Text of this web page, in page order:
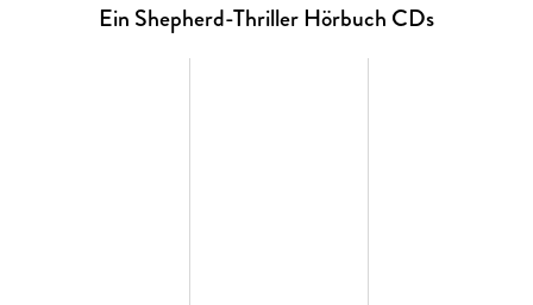
Ein Shepherd-Thriller Hörbuch CDs